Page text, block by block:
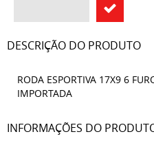
DESCRIÇÃO DO PRODUTO
RODA ESPORTIVA 17X9 6
IMPORTADA
INFORMAÇÕES DO